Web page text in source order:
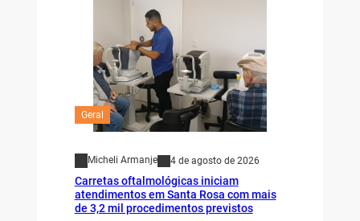
Geral
Micheli Armanje 4 de agosto de 2026
Carretas oftalmológicas iniciam
atendimentos em Santa Rosa com mais
de 3,2 mil procedimentos previstos